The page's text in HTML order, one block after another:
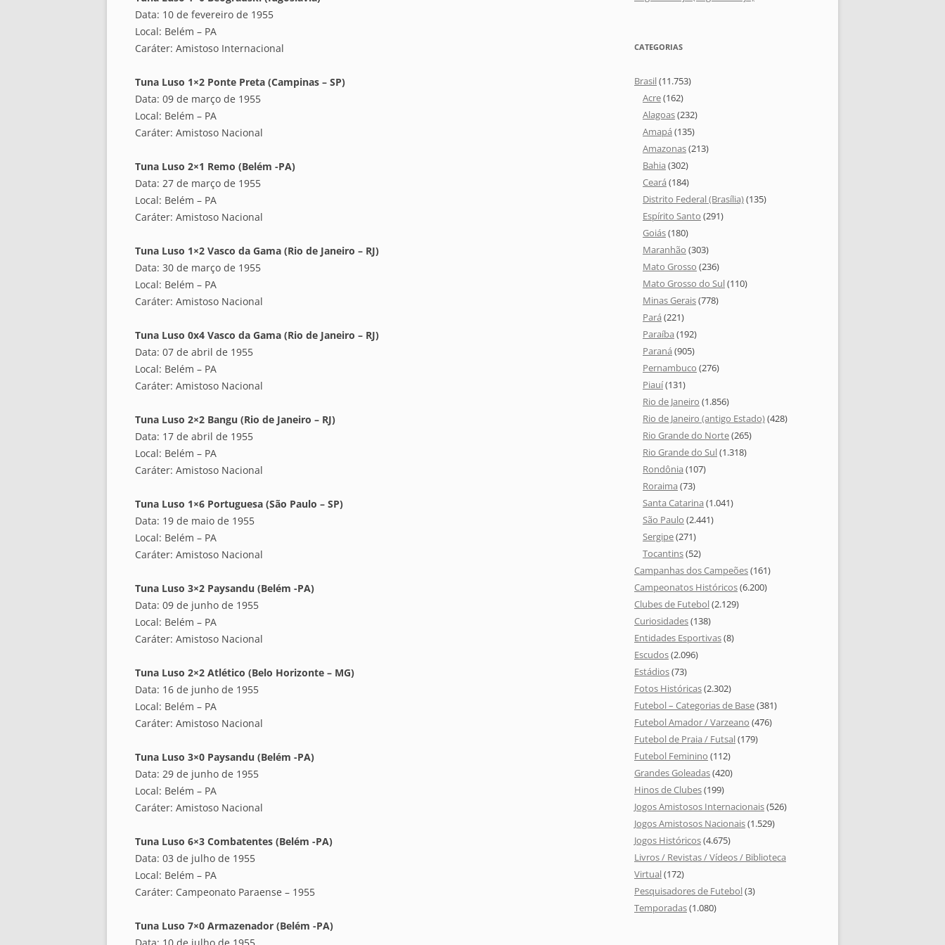
Data: 10 de fevereiro de 1955
Local: Belém – PA
Caráter: Amistoso Internacional
Tuna Luso 1×2 Ponte Preta (Campinas – SP)
Data: 09 de março de 1955
Local: Belém – PA
Caráter: Amistoso Nacional
Tuna Luso 2×1 Remo (Belém -PA)
Data: 27 de março de 1955
Local: Belém – PA
Caráter: Amistoso Nacional
Tuna Luso 1×2 Vasco da Gama (Rio de Janeiro – RJ)
Data: 30 de março de 1955
Local: Belém – PA
Caráter: Amistoso Nacional
Tuna Luso 0x4 Vasco da Gama (Rio de Janeiro – RJ)
Data: 07 de abril de 1955
Local: Belém – PA
Caráter: Amistoso Nacional
Tuna Luso 2×2 Bangu (Rio de Janeiro – RJ)
Data: 17 de abril de 1955
Local: Belém – PA
Caráter: Amistoso Nacional
Tuna Luso 1×6 Portuguesa (São Paulo – SP)
Data: 19 de maio de 1955
Local: Belém – PA
Caráter: Amistoso Nacional
Tuna Luso 3×2 Paysandu (Belém -PA)
Data: 09 de junho de 1955
Local: Belém – PA
Caráter: Amistoso Nacional
Tuna Luso 2×2 Atlético (Belo Horizonte – MG)
Data: 16 de junho de 1955
Local: Belém – PA
Caráter: Amistoso Nacional
Tuna Luso 3×0 Paysandu (Belém -PA)
Data: 29 de junho de 1955
Local: Belém – PA
Caráter: Amistoso Nacional
Tuna Luso 6×3 Combatentes (Belém -PA)
Data: 03 de julho de 1955
Local: Belém – PA
Caráter: Campeonato Paraense – 1955
Tuna Luso 7×0 Armazenador (Belém -PA)
CATEGORIAS
Brasil(11.753)
Acre(162)
Alagoas(232)
Amapá (135)
Amazonas(213)
Bahia (302)
Ceará (184)
Distrito Federal (Brasília)(135)
Espírito Santo (291)
Goiás(180)
Maranhão (303)
Mato Grosso (236)
Mato Grosso do Sul(110)
Minas Gerais(778)
Pará (221)
Paraíba (192)
Paraná (905)
Pernambuco (276)
Piauí(131)
Rio de Janeiro (1.856)
Rio de Janeiro (antigo Estado)(428)
Rio Grande do Norte(265)
Rio Grande do Sul(1.318)
Rondônia (107)
Roraima (73)
Santa Catarina (1.041)
São Paulo (2.441)
Sergipe(271)
Tocantins(52)
Campanhas dos Campeões(161)
Campeonatos Históricos(6.200)
Clubes de Futebol(2.129)
Curiosidades(138)
Entidades Esportivas(8)
Escudos(2.096)
Estádios(73)
Fotos Históricas(2.302)
Futebol – Categorias de Base(381)
Futebol Amador / Varzeano (476)
Futebol de Praia / Futsal(179)
Futebol Feminino (112)
Grandes Goleadas(420)
Hinos de Clubes(199)
Jogos Amistosos Internacionais(526)
Jogos Amistosos Nacionais(1.529)
Jogos Históricos(4.675)
Livros / Revistas / Vídeos / Biblioteca
Virtual(172)
Pesquisadores de Futebol(3)
Temporadas(1.080)